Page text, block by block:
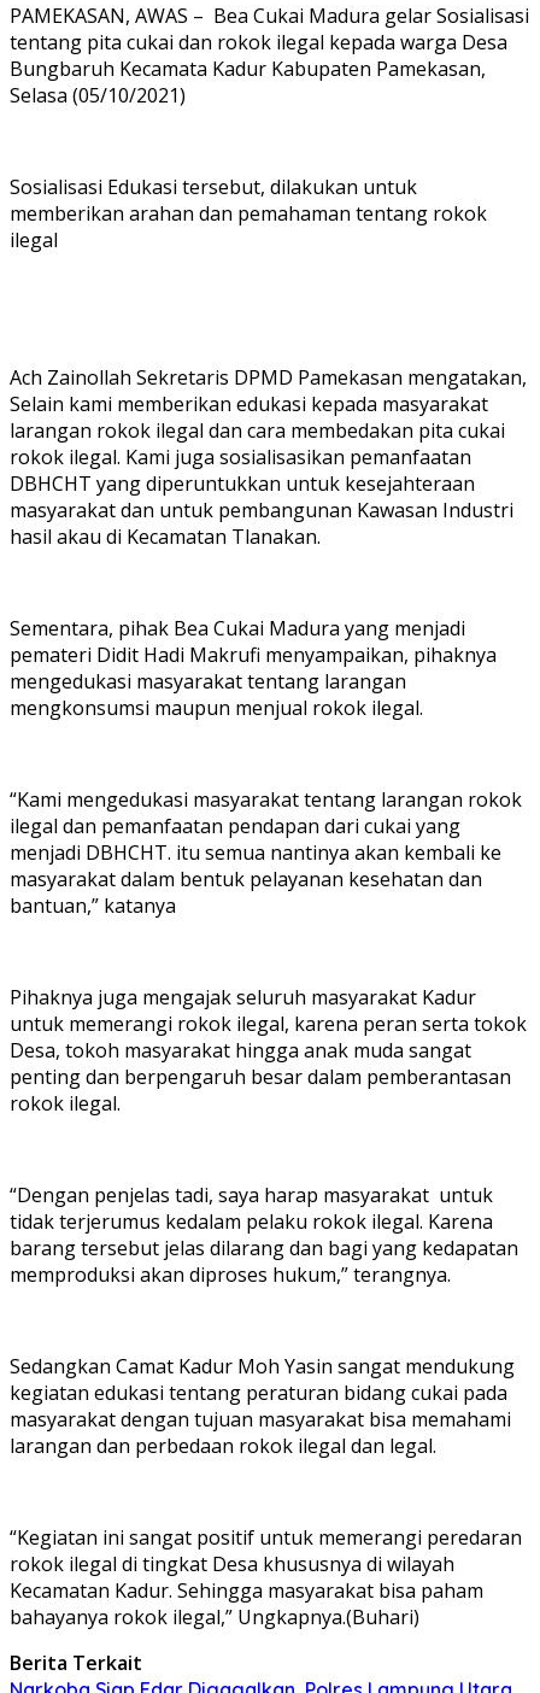
PAMEKASAN, AWAS – Bea Cukai Madura gelar Sosialisasi
tentang pita cukai dan rokok ilegal kepada warga Desa
Bungbaruh Kecamata Kadur Kabupaten Pamekasan,
Selasa (05/10/2021)
Sosialisasi Edukasi tersebut, dilakukan untuk
memberikan arahan dan pemahaman tentang rokok
ilegal
Ach Zainollah Sekretaris DPMD Pamekasan mengatakan,
Selain kami memberikan edukasi kepada masyarakat
larangan rokok ilegal dan cara membedakan pita cukai
rokok ilegal. Kami juga sosialisasikan pemanfaatan
DBHCHT yang diperuntukkan untuk kesejahteraan
masyarakat dan untuk pembangunan Kawasan Industri
hasil akau di Kecamatan Tlanakan.
Sementara, pihak Bea Cukai Madura yang menjadi
pemateri Didit Hadi Makrufi menyampaikan, pihaknya
mengedukasi masyarakat tentang larangan
mengkonsumsi maupun menjual rokok ilegal.
“Kami mengedukasi masyarakat tentang larangan rokok
ilegal dan pemanfaatan pendapan dari cukai yang
menjadi DBHCHT. itu semua nantinya akan kembali ke
masyarakat dalam bentuk pelayanan kesehatan dan
bantuan,” katanya
Pihaknya juga mengajak seluruh masyarakat Kadur
untuk memerangi rokok ilegal, karena peran serta tokok
Desa, tokoh masyarakat hingga anak muda sangat
penting dan berpengaruh besar dalam pemberantasan
rokok ilegal.
“Dengan penjelas tadi, saya harap masyarakat untuk
tidak terjerumus kedalam pelaku rokok ilegal. Karena
barang tersebut jelas dilarang dan bagi yang kedapatan
memproduksi akan diproses hukum,” terangnya.
Sedangkan Camat Kadur Moh Yasin sangat mendukung
kegiatan edukasi tentang peraturan bidang cukai pada
masyarakat dengan tujuan masyarakat bisa memahami
larangan dan perbedaan rokok ilegal dan legal.
“Kegiatan ini sangat positif untuk memerangi peredaran
rokok ilegal di tingkat Desa khususnya di wilayah
Kecamatan Kadur. Sehingga masyarakat bisa paham
bahayanya rokok ilegal,” Ungkapnya.(Buhari)
Berita Terkait